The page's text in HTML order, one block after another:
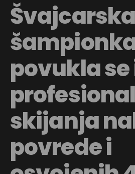
Švajcarska
povukla se
skijanja
povrede i